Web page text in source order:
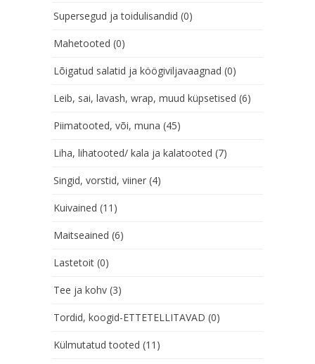
Supersegud ja toidulisandid (0)
Mahetooted (0)
Lõigatud salatid ja köögiviljavaagnad (0)
Leib, sai, lavash, wrap, muud küpsetised (6)
Piimatooted, või, muna (45)
Liha, lihatooted/ kala ja kalatooted (7)
Singid, vorstid, viiner (4)
Kuivained (11)
Maitseained (6)
Lastetoit (0)
Tee ja kohv (3)
Tordid, koogid-ETTETELLITAVAD (0)
Külmutatud tooted (11)